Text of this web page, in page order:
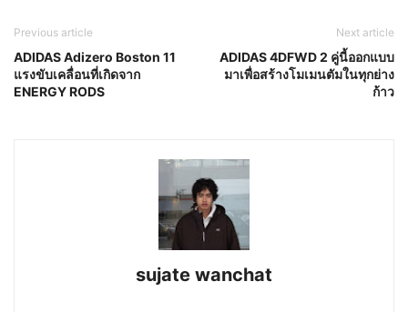
Previous article
ADIDAS Adizero Boston 11
แรงขับเคลื่อนที่เกิดจาก
ENERGY RODS
Next article
ADIDAS 4DFWD 2 คู่นี้ออกแบบ
มาเพื่อสร้างโมเมนตัมในทุกย่าง
ก้าว
sujate wanchat